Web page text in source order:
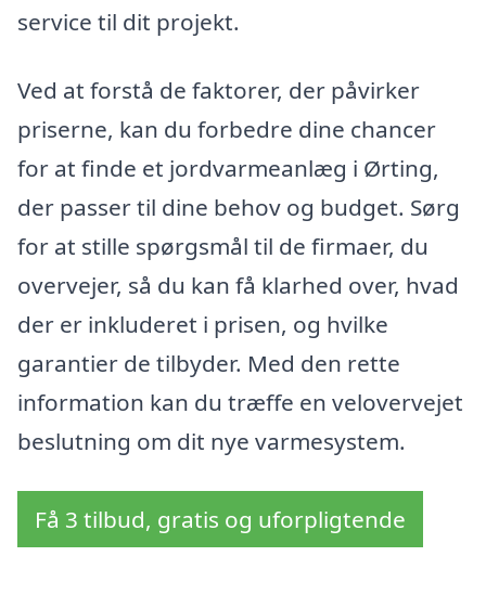
service til dit projekt.
Ved at forstå de faktorer, der påvirker
priserne, kan du forbedre dine chancer
for at finde et jordvarmeanlæg i Ørting,
der passer til dine behov og budget. Sørg
for at stille spørgsmål til de firmaer, du
overvejer, så du kan få klarhed over, hvad
der er inkluderet i prisen, og hvilke
garantier de tilbyder. Med den rette
information kan du træffe en velovervejet
beslutning om dit nye varmesystem.
Få 3 tilbud, gratis og uforpligtende